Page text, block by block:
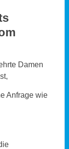
Damen
Anfrage wie